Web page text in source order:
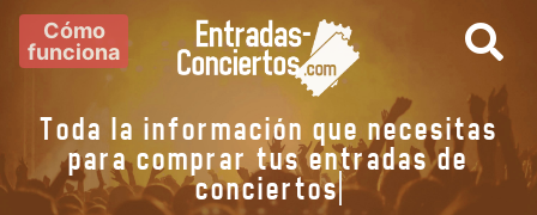
Cómo
funciona
Toda la información que necesitas
para comprar tus entradas de
concierto